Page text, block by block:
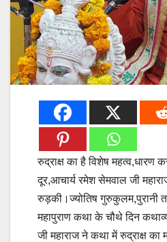
रुद्राक्ष का है विशेष महत्व,धारण
दूर,आचार्य रमेश सेमवाल जी
रुड़की।ज्योतिष गुरुकुलम,पुरानी
महापुराण कथा के चौथे दिन
जी महाराज ने कथा में रुद्राक्ष का